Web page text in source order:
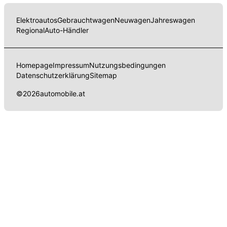
ElektroautosGebrauchtwagenNeuwagenJahreswagen
RegionalAuto-Händler
HomepageImpressumNutzungsbedingungen
DatenschutzerklärungSitemap
©2026automobile.at